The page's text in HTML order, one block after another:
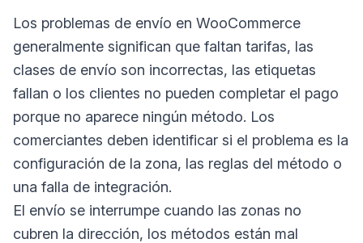
Los problemas de envío en WooCommerce
generalmente significan que faltan tarifas, las
clases de envío son incorrectas, las etiquetas
fallan o los clientes no pueden completar el pago
porque no aparece ningún método. Los
comerciantes deben identificar si el problema es la
configuración de la zona, las reglas del método o
una falla de integración.
El envío se interrumpe cuando las zonas no
cubren la dirección, los métodos están mal